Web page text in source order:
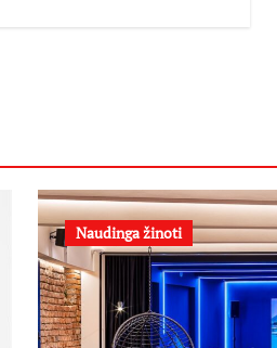
Naudinga žinoti